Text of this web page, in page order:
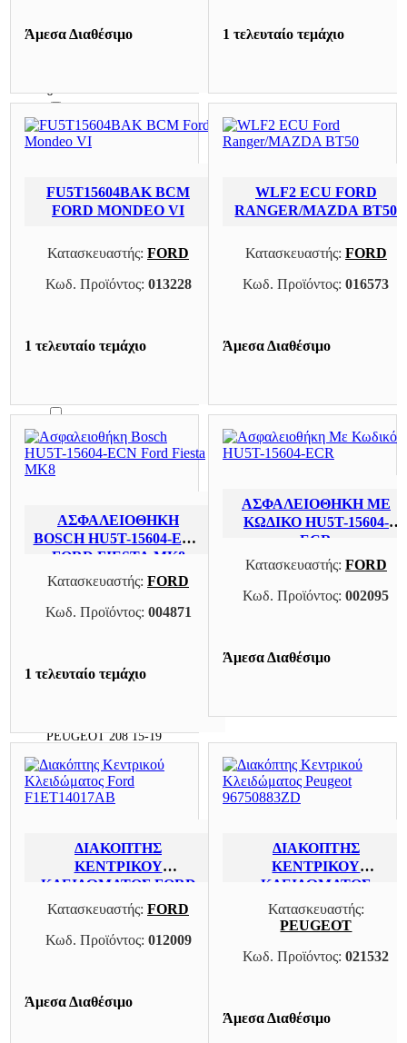
0
0
FORD KUGA 08-13
0
0
FORD MONDEO
0
0
FORD MONDEO 14-19
0
FORD TRANSIT 19-
0
FORD TRANSIT/TOURNEO CUSTOM 18-23
PEUGEOT 208
PEUGEOT 208 15-19
Άμεσα Διαθέσιμο 1 τελευταίο τεμάχιο
FU5T15604BAK BCM
FORD MONDEO VI
Κατασκευαστής: FORD
Κωδ. Προϊόντος: 013228
1 τελευταίο τεμάχιο
WLF2 ECU FORD
RANGER/MAZDA BT50
Κατασκευαστής: FORD
Κωδ. Προϊόντος:016573
Άμεσα Διαθέσιμο
ΑΣΦΑΛΕΙΟΘΉΚΗ
BOSCH HU5T-15604-ECN
FORD FIESTA MK8
Κατασκευαστής: FORD
Κωδ. Προϊόντος: 004871
1 τελευταίο τεμάχιο
ΑΣΦΑΛΕΙΟΘΉΚΗ ΜΕ
ΚΩΔΙΚΌ HU5T-15604-
ECR
Κατασκευαστής: FORD
Κωδ. Προϊόντος:002095
Άμεσα Διαθέσιμο
ΔΙΑΚΌΠΤΗΣ
ΚΕΝΤΡΙΚΟΎ
ΚΛΕΙΔΏΜΑΤΟΣ FORD
F1ET14017AB
Κατασκευαστής: FORD
Κωδ. Προϊόντος: 012009
Άμεσα Διαθέσιμο
ΔΙΑΚΌΠΤΗΣ
ΚΕΝΤΡΙΚΟΎ
ΚΛΕΙΔΏΜΑΤΟΣ
PEUGEOT 96750883ZD
Κατασκευαστής:
PEUGEOT
Κωδ. Προϊόντος:021532
Άμεσα Διαθέσιμο